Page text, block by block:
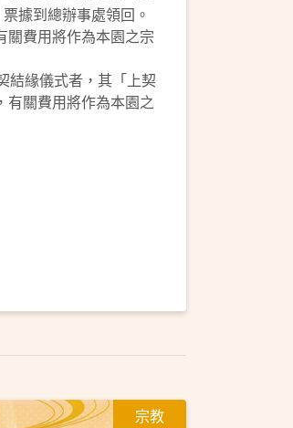
據到總辦事處領回。
關費用將作為本園之宗
結緣儀式者，其「上契
有關費用將作為本園之
宗教